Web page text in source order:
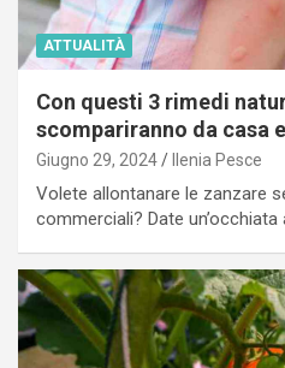
ATTUALITÀ
Con questi 3 rimedi
scompariranno da casa
Giugno 29, 2024 Ilenia Pesce
Volete allontanare le zanzare
commerciali? Date